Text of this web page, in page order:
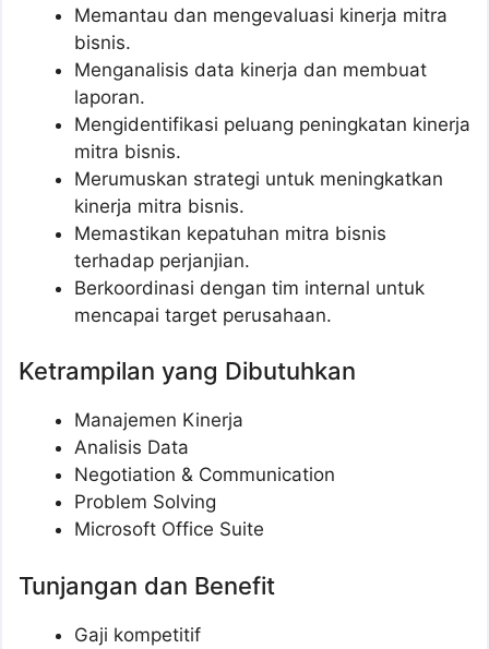
Memantau dan mengevaluasi kinerja mitra
bisnis.
Menganalisis data kinerja dan membuat
laporan.
Mengidentifikasi peluang peningkatan kinerja
mitra bisnis.
Merumuskan strategi untuk meningkatkan
kinerja mitra bisnis.
Memastikan kepatuhan mitra bisnis
terhadap perjanjian.
Berkoordinasi dengan tim internal untuk
mencapai target perusahaan.
Ketrampilan yang Dibutuhkan
Manajemen Kinerja
Analisis Data
Negotiation & Communication
Problem Solving
Microsoft Office Suite
Tunjangan dan Benefit
Gaji kompetitif